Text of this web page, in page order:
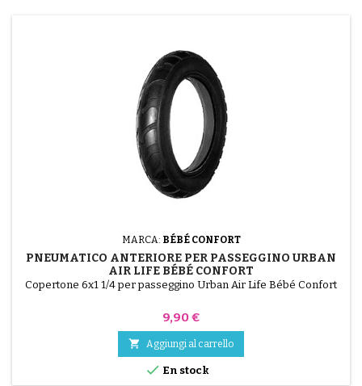
MARCA: BÉBÉ CONFORT
PNEUMATICO ANTERIORE PER PASSEGGINO URBAN
AIR LIFE BÉBÉ CONFORT
Copertone 6x1 1/4 per passeggino Urban Air Life Bébé Confort
Prezzo
9,90 €
 Aggiungi al carrello
 En stock